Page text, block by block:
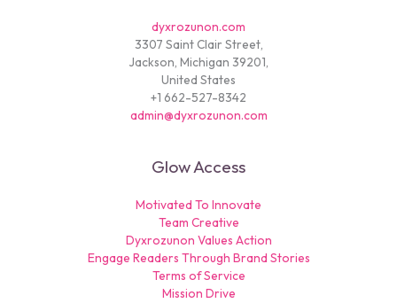
dyxrozunon.com
3307 Saint Clair Street,
Jackson, Michigan 39201,
United States
+1 662-527-8342
admin@dyxrozunon.com
Glow Access
Motivated To Innovate
Team Creative
Dyxrozunon Values Action
Engage Readers Through Brand Stories
Terms of Service
Mission Drive